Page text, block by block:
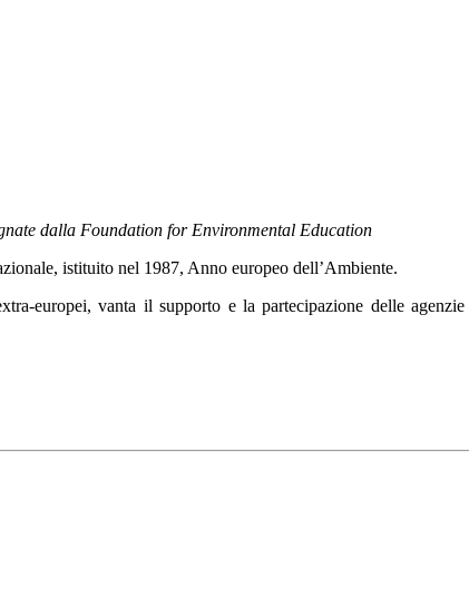
dalla Foundation for Environmental Education
istituito nel 1987, Anno europeo dell’Ambiente.
europei, vanta il supporto e la partecipazione delle